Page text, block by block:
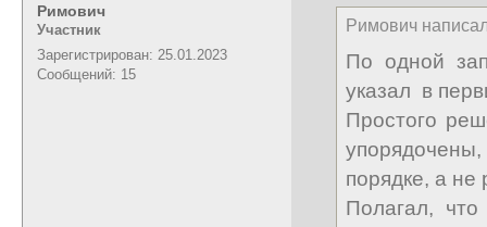
Римович
Участник
Зарегистрирован: 25.01.2023
Сообщений: 15
Римович
По одной
указал в
Простого
порядке, а
Полагал, что